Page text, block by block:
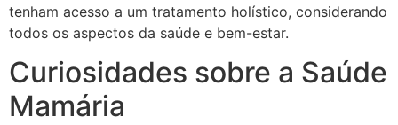
tenham acesso a um tratamento holístico, considerando
todos os aspectos da saúde e bem-estar.
Curiosidades sobre a Saúde
Mamária